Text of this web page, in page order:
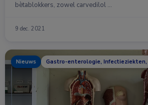
bètablokkers, zowel carvedilol …
9 dec. 2021
Nieuws Gastro-enterologie, Infectieziekten,